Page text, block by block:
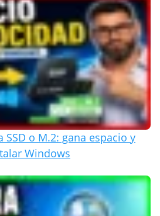
o M.2: gana espacio y
Windows